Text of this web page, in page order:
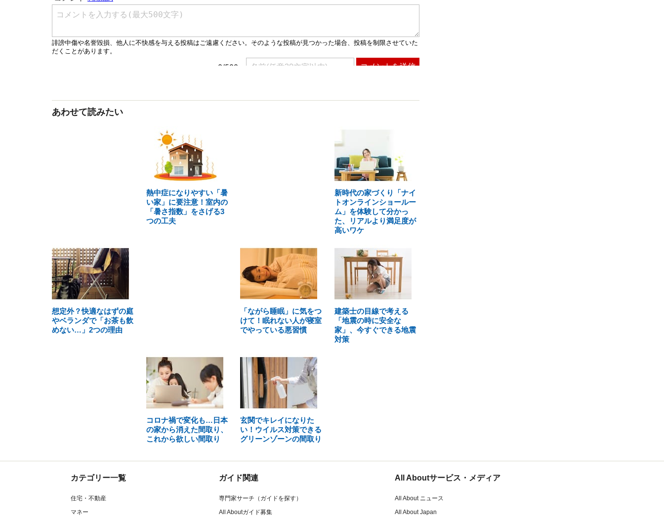
あわせて読みたい
熱中症になりやすい「暑
い家」に要注意！室内の
「暑さ指数」をさげる3
つの工夫
新時代の家づくり「ナイ
トオンラインショールー
ム」を体験して分かっ
た、リアルより満足度が
高いワケ
想定外？快適なはずの庭
やベランダで「お茶も飲
めない…」2つの理由
「ながら睡眠」に気をつ
けて！眠れない人が寝室
でやっている悪習慣
建築士の目線で考える
「地震の時に安全な
家」、今すぐできる地震
対策
コロナ禍で変化も…日本
の家から消えた間取り、
これから欲しい間取り
玄関でキレイになりた
い！ウイルス対策できる
グリーンゾーンの間取り
カテゴリー一覧
住宅・不動産
マネー
ガイド関連
専門家サーチ（ガイドを探す）
All Aboutガイド募集
All Aboutサービス・メディア
All About ニュース
All About Japan